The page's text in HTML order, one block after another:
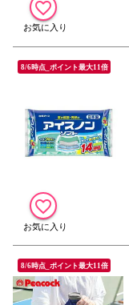
8/6時点_ポイント最大11倍
8/6時点_ポイント最大11倍